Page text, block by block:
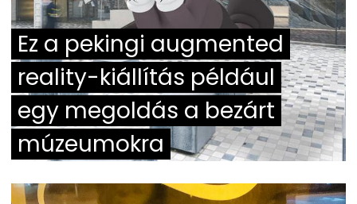
Ez a pekingi augmented
reality-kiállítás például
egy megoldás a bezárt
múzeumokra